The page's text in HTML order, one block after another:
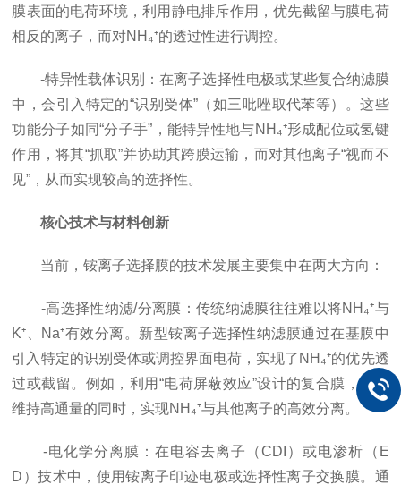
膜表面的电荷环境，利用静电排斥作用，优先截留与膜电荷
相反的离子，而对NH₄⁺的透过性进行调控。
-特异性载体识别：在离子选择性电极或某些复合纳滤膜
中，会引入特定的“识别受体”（如三吡唑取代苯等）。这些
功能分子如同“分子手”，能特异性地与NH₄⁺形成配位或氢键
作用，将其“抓取”并协助其跨膜运输，而对其他离子“视而不
见”，从而实现较高的选择性。
核心技术与材料创新
当前，铵离子选择膜的技术发展主要集中在两大方向：
-高选择性纳滤/分离膜：传统纳滤膜往往难以将NH₄⁺与
K⁺、Na⁺有效分离。新型铵离子选择性纳滤膜通过在基膜中
引入特定的识别受体或调控界面电荷，实现了NH₄⁺的优先透
过或截留。例如，利用“电荷屏蔽效应”设计的复合膜，能在
维持高通量的同时，实现NH₄⁺与其他离子的高效分离。
-电化学分离膜：在电容去离子（CDI）或电渗析（E
D）技术中，使用铵离子印迹电极或选择性离子交换膜。通